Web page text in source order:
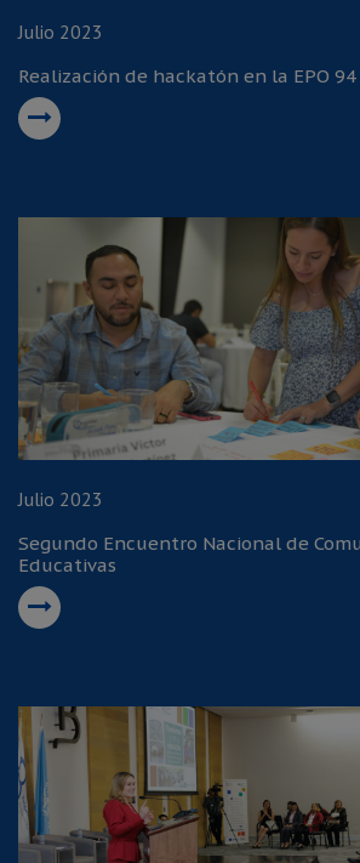
Julio 2023
Realización de hackatón en la EPO 94
Julio 2023
Segundo Encuentro Nacional de
Educativas